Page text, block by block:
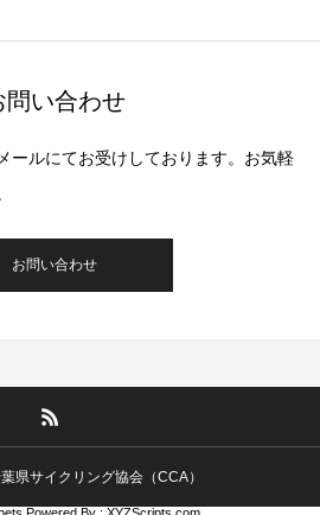
問い合わせ
ールにてお受けしております。お気軽
お問い合わせ
県サイクリング協会（CCA）